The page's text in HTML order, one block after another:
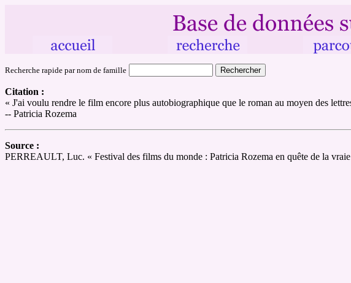
Recherche rapide par nom de famille
Citation :
« J'ai voulu rendre le film encore plus autobiographique que le roman au moyen des
-- Patricia Rozema
Source :
PERREAULT, Luc. « Festival des films du monde : Patricia Rozema en quête de la